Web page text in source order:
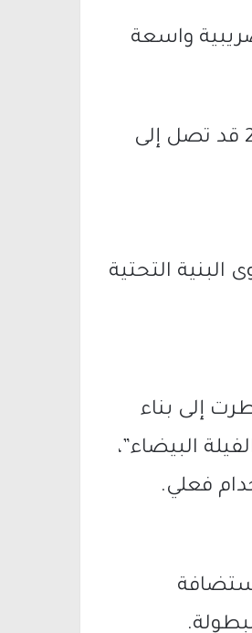
واسعة
وتشير التوقعات إلى أن إيرادات “فيفا” من كأس العالم 2026 قد تصل إلى
التحتية
واضطرت إلى بناء
البيضاء”،
فعلي.